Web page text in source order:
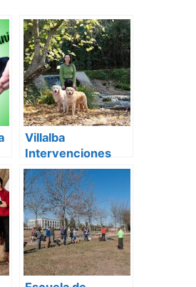
Villalba
Intervenciones
Asistidas con
Animales y
Educación Canina